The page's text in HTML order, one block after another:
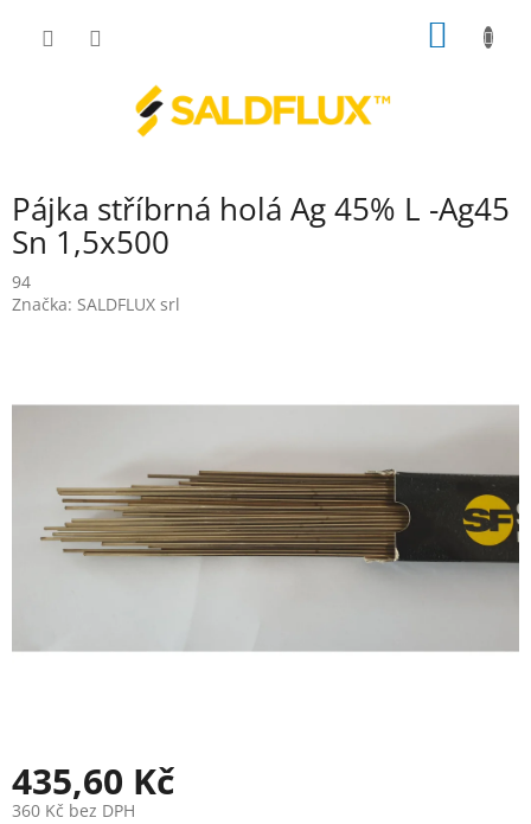
Pájka stříbrná holá Ag 45% L -Ag45
Sn 1,5x500
94
Značka: SALDFLUX srl
435,60 Kč
360 Kč bez DPH